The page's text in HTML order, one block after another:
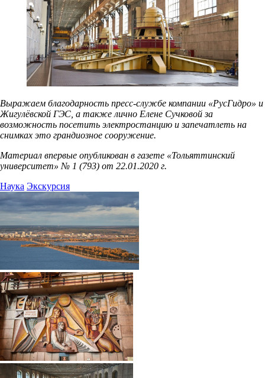
Выражаем благодарность пресс-службе компании «РусГидро» и
Жигулёвской ГЭС, а также лично Елене Сучковой за
возможность посетить электростанцию и запечатлеть на
снимках это грандиозное сооружение.
Материал впервые опубликован в газете «Тольяттинский
университет» № 1 (793) от 22.01.2020 г.
Наука Экскурсия